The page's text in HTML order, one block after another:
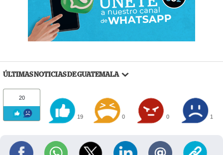
ÚLTIMAS NOTICIAS DE GUATEMALA
20
19 0 0 1